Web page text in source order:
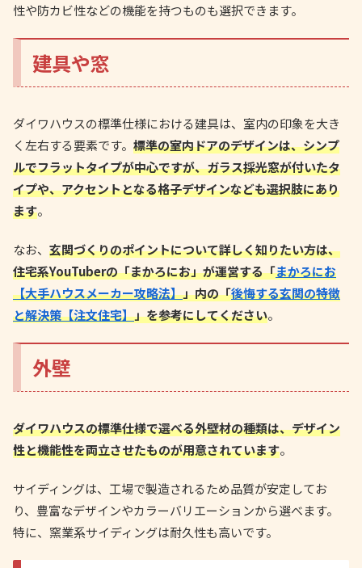
性や防カビ性などの機能を持つものも選択できます。
建具や窓
ダイワハウスの標準仕様における建具は、室内の印象を大き
く左右する要素です。 標準の室内ドアのデザインは、シンプ
ルでフラットタイプが中心ですが、ガラス採光窓が付いたタ
イプや、アクセントとなる格子デザインなども選択肢にあり
ます。
なお、 玄関づくりのポイントについて詳しく知りたい方は、
住宅系YouTuberの「まかろにお」が運営する「まかろにお
【大手ハウスメーカー攻略法】」内の「後悔する玄関の特徴
と解決策【注文住宅】」を参考にしてください。
外壁
ダイワハウスの標準仕様で選べる外壁材の種類は、デザイン
性と機能性を両立させたものが用意されています。
サイディングは、工場で製造されるため品質が安定してお
り、豊富なデザインやカラーバリエーションから選べます。
特に、窯業系サイディングは耐久性も高いです。